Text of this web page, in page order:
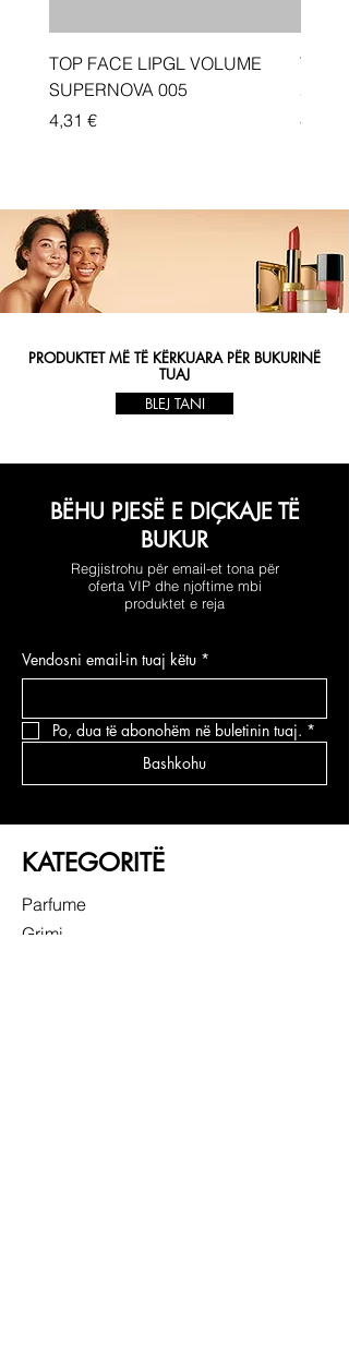
TOP FACE LIPGL VOLUME
SUPERNOVA 005
Price
4,31 €
Traka
20
Price
4,33 €
PRODUKTET MË TË KËRKUARA PËR BUKURINË
TUAJ
BLEJ TANI
BËHU PJESË E DIÇKAJE TË
BUKUR
Regjistrohu për email-et tona për
oferta VIP dhe njoftime mbi
produktet e reja
Vendosni email-in tuaj këtu *
Po, dua të abonohëm në buletinin tuaj. *
Bashkohu
KATEGORITË
Parfume
Grimi